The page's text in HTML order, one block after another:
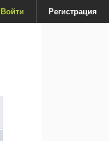
Войти Регистрация